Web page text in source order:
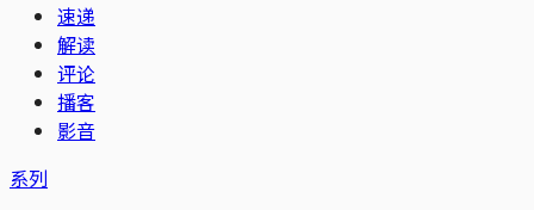
速递
解读
评论
播客
影音
系列